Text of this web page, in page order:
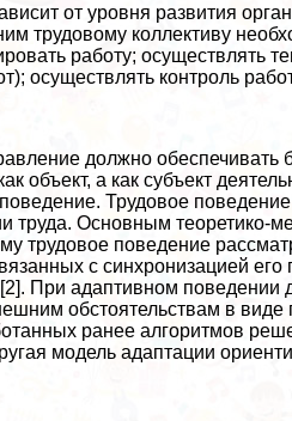
от уровня развития
трудовому коллективу
работу; осуществлять
осуществлять контроль
должно обеспечивать
объект, а как субъект
Трудовое
труда. Основным теоретико-
трудовое поведение
с синхронизацией
При адаптивном поведении
обстоятельствам в
ранее алгоритмов
модель адаптации